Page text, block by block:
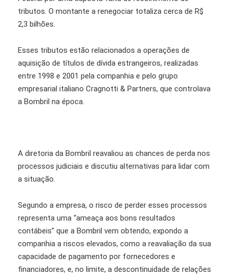
tributos. O montante a renegociar totaliza cerca de R$
2,3 bilhões.
Esses tributos estão relacionados a operações de
aquisição de títulos de dívida estrangeiros, realizadas
entre 1998 e 2001 pela companhia e pelo grupo
empresarial italiano Cragnotti & Partners, que controlava
a Bombril na época.
A diretoria da Bombril reavaliou as chances de perda nos
processos judiciais e discutiu alternativas para lidar com
a situação.
Segundo a empresa, o risco de perder esses processos
representa uma “ameaça aos bons resultados
contábeis” que a Bombril vem obtendo, expondo a
companhia a riscos elevados, como a reavaliação da sua
capacidade de pagamento por fornecedores e
financiadores, e, no limite, a descontinuidade de relações